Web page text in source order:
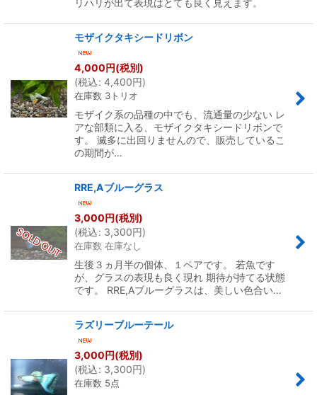
リハリが出て表現はとても良く見えます。
モザイクタキシードリボン
4,000円(税別)
(税込: 4,400円)
在庫数 3トリオ
モザイク系の品種の中でも、流通量の少ない レ
アな部類に入る、モザイクタキシードリボンで
す。 滅多に出回りませんので、販売しているこ
の期間が…
RRE,Aブルーグラス
3,000円(税別)
(税込: 3,300円)
在庫数 在庫なし
生後３ヵ月半の個体、１ペアです。 若魚です
が、グラスの表現も良く現れ 期待が持てる状態
です。 RRE,Aブルーグラスは、美しい色合い…
ラズリーブルーテール
3,000円(税別)
(税込: 3,300円)
在庫数 5点